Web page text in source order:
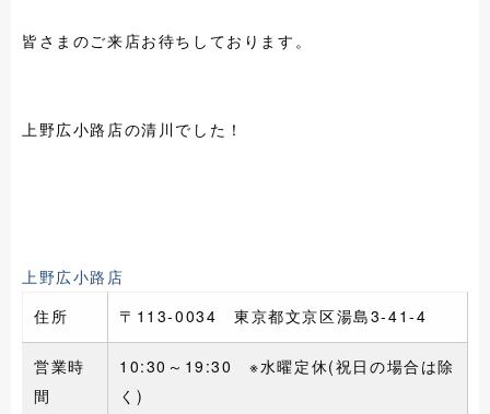
皆さまのご来店お待ちしております。
上野広小路店の清川でした！
上野広小路店
住所
〒113-0034 東京都文京区湯島3-41-4
営業時
間
10:30～19:30 ※水曜定休(祝日の場合は除
く)